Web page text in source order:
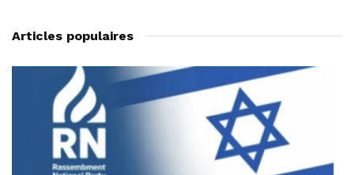
Articles populaires